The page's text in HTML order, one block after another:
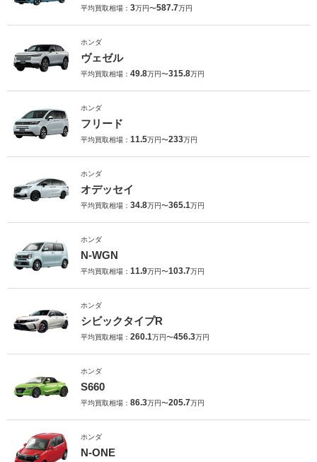
平均買取相場： 3万円〜587.7万円
ホンダ
ヴェゼル
平均買取相場： 49.8万円〜315.8万円
ホンダ
フリード
平均買取相場： 11.5万円〜233万円
ホンダ
オデッセイ
平均買取相場： 34.8万円〜365.1万円
ホンダ
N-WGN
平均買取相場： 11.9万円〜103.7万円
ホンダ
シビックタイプR
平均買取相場： 260.1万円〜456.3万円
ホンダ
S660
平均買取相場： 86.3万円〜205.7万円
ホンダ
N-ONE